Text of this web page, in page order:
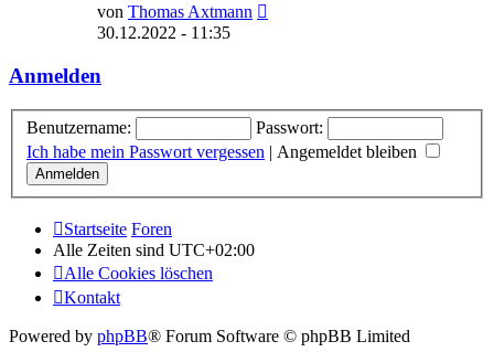
von Thomas Axtmann
30.12.2022 - 11:35
Anmelden
Benutzername:
Passwort:
Ich habe mein Passwort vergessen | Angemeldet bleiben
Startseite Foren
Alle Zeiten sind UTC+02:00
Alle Cookies löschen
Kontakt
Powered by phpBB® Forum Software © phpBB Limited